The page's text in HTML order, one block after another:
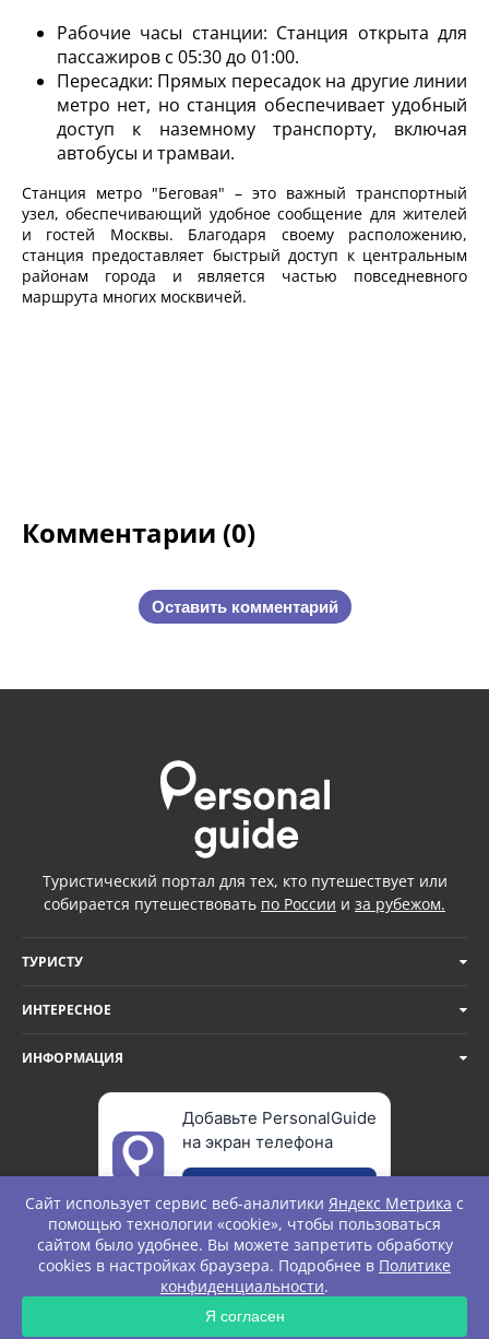
Рабочие часы станции: Станция открыта для
пассажиров с 05:30 до 01:00.
Пересадки: Прямых пересадок на другие линии
метро нет, но станция обеспечивает удобный
доступ к наземному транспорту, включая
автобусы и трамваи.
Станция метро "Беговая" – это важный транспортный
узел, обеспечивающий удобное сообщение для жителей
и гостей Москвы. Благодаря своему расположению,
станция предоставляет быстрый доступ к центральным
районам города и является частью повседневного
маршрута многих москвичей.
Комментарии (0)
Оставить комментарий
Туристический портал для тех, кто путешествует или
собирается путешествовать по России и за рубежом.
ТУРИСТУ
ИНТЕРЕСНОЕ
ИНФОРМАЦИЯ
Добавьте PersonalGuide
на экран телефона
© Personal Guide. All rights Reserved.
Сайт использует сервис веб-аналитики Яндекс Метрика с
помощью технологии «cookie», чтобы пользоваться
сайтом было удобнее. Вы можете запретить обработку
cookies в настройках браузера. Подробнее в Политике
конфиденциальности.
Я согласен
ЗАПРОС